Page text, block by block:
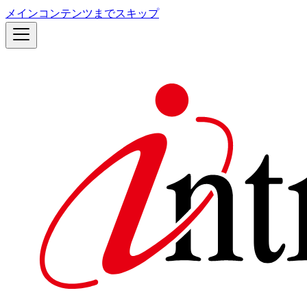
メインコンテンツまでスキップ